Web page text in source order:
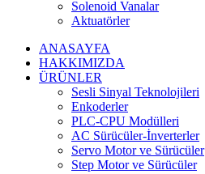
Solenoid Vanalar
Aktuatörler
ANASAYFA
HAKKIMIZDA
ÜRÜNLER
Sesli Sinyal Teknolojileri
Enkoderler
PLC-CPU Modülleri
AC Sürücüler-İnverterler
Servo Motor ve Sürücüler
Step Motor ve Sürücüler